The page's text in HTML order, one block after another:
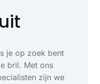
je op zoek bent
bril. Met ons
zijn we